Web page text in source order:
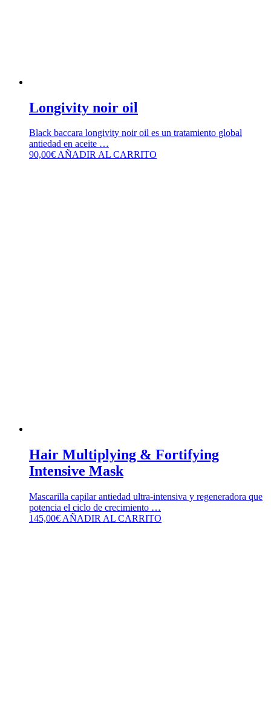
Longivity noir oil
Black baccara longivity noir oil es un tratamiento global
antiedad en aceite …
90,00€AÑADIR AL CARRITO
Hair Multiplying & Fortifying
Intensive Mask
Mascarilla capilar antiedad ultra-intensiva y regeneradora que
potencia el ciclo de crecimiento …
145,00€ AÑADIR AL CARRITO